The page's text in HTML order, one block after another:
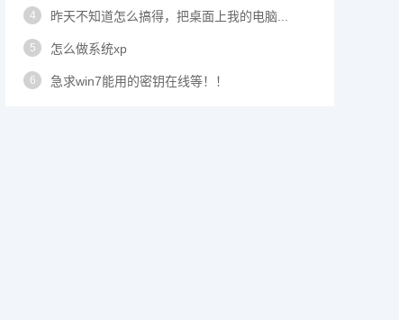
4 昨天不知道怎么搞得，把桌面上我的电脑...
5 怎么做系统xp
6 急求win7能用的密钥在线等！！